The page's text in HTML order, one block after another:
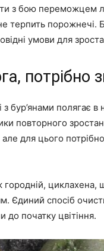
з бою переможцем
терпить порожнечі.
умови для
потрібно
бур’янами полягає
повторного
але для цього
городній,
Єдиний спосіб
до початку цвітіння.